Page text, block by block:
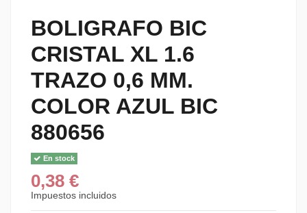
BOLIGRAFO BIC
CRISTAL XL 1.6
TRAZO 0,6 MM.
COLOR AZUL BIC
880656
En stock
0,38 €
Impuestos incluidos